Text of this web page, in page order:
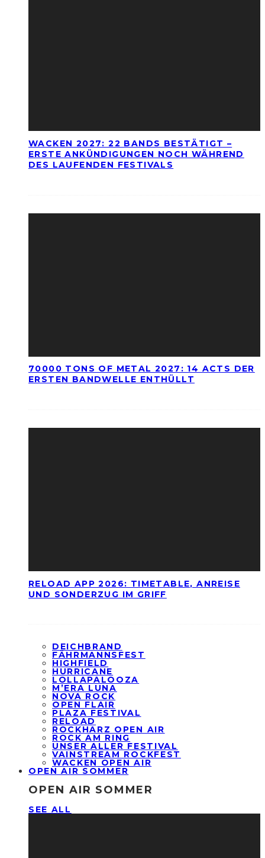
WACKEN 2027: 22 BANDS BESTÄTIGT –
ERSTE ANKÜNDIGUNGEN NOCH WÄHREND
DES LAUFENDEN FESTIVALS
70000 TONS OF METAL 2027: 14 ACTS DER
ERSTEN BANDWELLE ENTHÜLLT
RELOAD APP 2026: TIMETABLE, ANREISE
UND SONDERZUG IM GRIFF
DEICHBRAND
FÄHRMANNSFEST
HIGHFIELD
HURRICANE
LOLLAPALOOZA
M’ERA LUNA
NOVA ROCK
OPEN FLAIR
PLAZA FESTIVAL
RELOAD
ROCKHARZ OPEN AIR
ROCK AM RING
UNSER ALLER FESTIVAL
VAINSTREAM ROCKFEST
WACKEN OPEN AIR
OPEN AIR SOMMER
OPEN AIR SOMMER
SEE ALL